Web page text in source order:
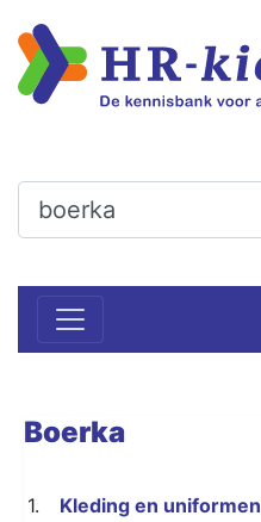
Boerka
1. Kleding en uniformen